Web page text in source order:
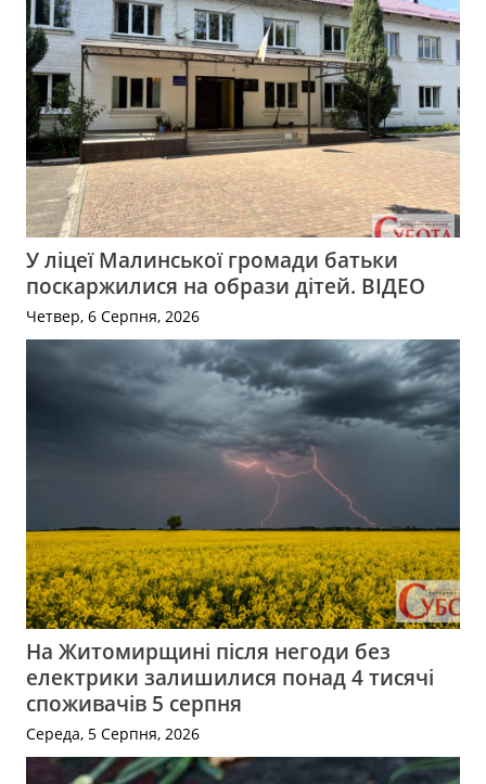
У ліцеї Малинської громади батьки
поскаржилися на образи дітей. ВІДЕО
Четвер, 6 Серпня, 2026
На Житомирщині після негоди без
електрики залишилися понад 4 тисячі
споживачів 5 серпня
Середа, 5 Серпня, 2026